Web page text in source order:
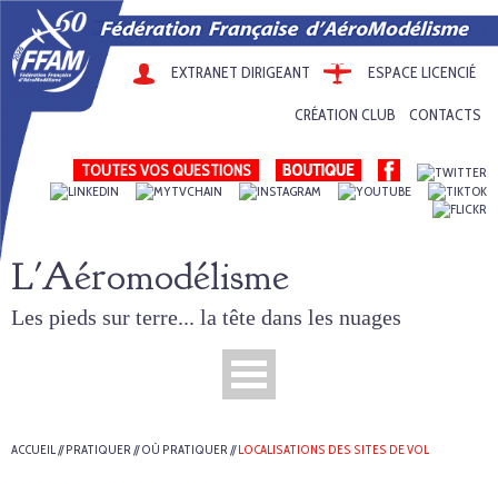
EXTRANET DIRIGEANT ESPACE LICENCIÉ
CRÉATION CLUB CONTACTS
TOUTES VOS QUESTIONS
L'Aéromodélisme
Les pieds sur terre... la tête dans les nuages
ACCUEIL//PRATIQUER//OÙ PRATIQUER//LOCALISATIONS DES SITES DE VOL